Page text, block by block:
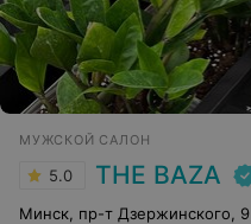
МУЖСКОЙ САЛОН
5.0 THE BAZA
Минск, пр-т Дзержинского, 9